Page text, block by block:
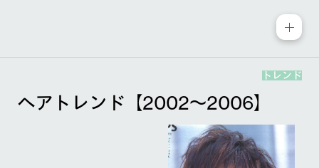
トレンド
ヘアトレンド【2002～2006】